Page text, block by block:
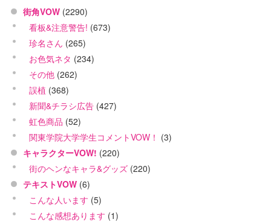
街角VOW (2290)
看板&注意警告! (673)
珍名さん (265)
お色気ネタ (234)
その他 (262)
誤植 (368)
新聞&チラシ広告 (427)
虹色商品 (52)
関東学院大学学生コメントVOW！ (3)
キャラクターVOW! (220)
街のヘンなキャラ&グッズ (220)
テキストVOW (6)
こんな人います (5)
こんな感想あります (1)